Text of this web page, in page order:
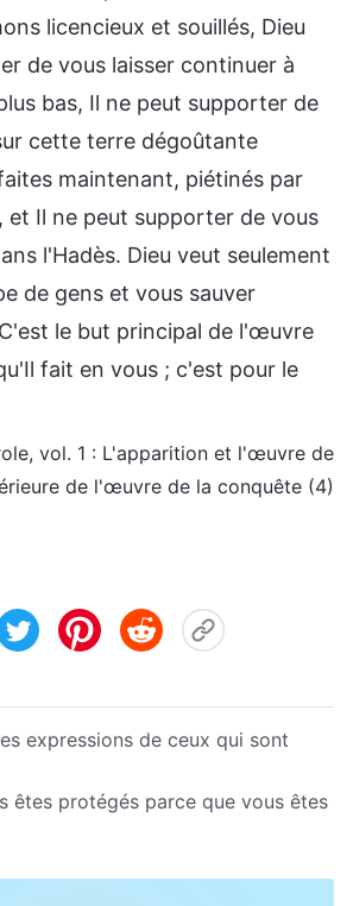
licencieux et souillés, Dieu
de vous laisser continuer à
bas, Il ne peut supporter de
cette terre dégoûtante
maintenant, piétinés par
et Il ne peut supporter de vous
l'Hadès. Dieu veut seulement
de gens et vous sauver
le but principal de l'œuvre
fait en vous ; c'est pour le
vol. 1 : L'apparition et l'œuvre de
de l'œuvre de la conquête (4)
expressions de ceux qui sont
êtes protégés parce que vous êtes